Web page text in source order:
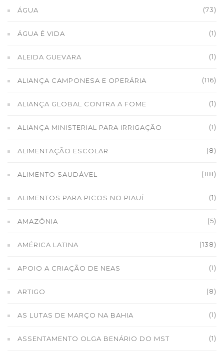
ÁGUA (73)
ÁGUA É VIDA (1)
ALEIDA GUEVARA (1)
ALIANÇA CAMPONESA E OPERÁRIA (116)
ALIANÇA GLOBAL CONTRA A FOME (1)
ALIANÇA MINISTERIAL PARA IRRIGAÇÃO (1)
ALIMENTAÇÃO ESCOLAR (8)
ALIMENTO SAUDÁVEL (118)
ALIMENTOS PARA PICOS NO PIAUÍ (1)
AMAZÔNIA (5)
AMÉRICA LATINA (138)
APOIO A CRIAÇÃO DE NEAS (1)
ARTIGO (8)
AS LUTAS DE MARÇO NA BAHIA (1)
ASSENTAMENTO OLGA BENÁRIO DO MST (1)